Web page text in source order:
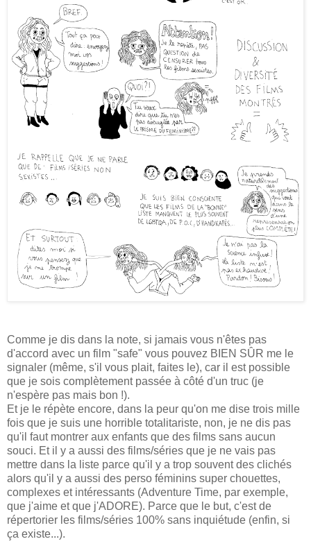
Comme je dis dans la note, si jamais vous n'êtes pas
d'accord avec un film "safe" vous pouvez BIEN SÛR me le
signaler (même, s'il vous plait, faites le), car il est possible
que je sois complètement passée à côté d'un truc (je
n'espère pas mais bon !).
Et je le répète encore, dans la peur qu'on me dise trois mille
fois que je suis une horrible totalitariste, non, je ne dis pas
qu'il faut montrer aux enfants que des films sans aucun
souci. Et il y a aussi des films/séries que je ne vais pas
mettre dans la liste parce qu'il y a trop souvent des clichés
alors qu'il y a aussi des perso féminins super chouettes,
complexes et intéressants (Adventure Time, par exemple,
que j'aime et que j'ADORE). Parce que le but, c'est de
répertorier les films/séries 100% sans inquiétude (enfin, si
ça existe...).